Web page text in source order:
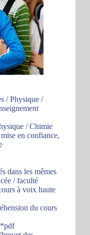
/ Physique /
/ Chimie
en confiance,
dans les mêmes
/ faculté
à voix haute
du cours
*pdf